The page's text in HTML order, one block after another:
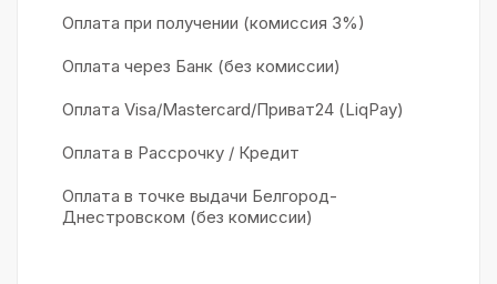
Оплата при получении (комиссия 3%)
Оплата через Банк (без комиссии)
Оплата Visa/Mastercard/Приват24 (LiqPay)
Оплата в Рассрочку / Кредит
Оплата в точке выдачи Белгород-
Днестровском (без комиссии)